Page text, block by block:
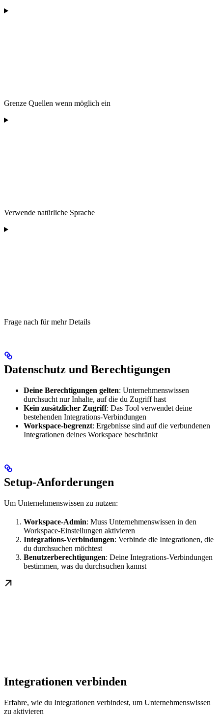
Grenze Quellen wenn möglich ein
Verwende natürliche Sprache
Frage nach für mehr Details
Datenschutz und Berechtigungen
Deine Berechtigungen gelten: Unternehmenswissen
durchsucht nur Inhalte, auf die du Zugriff hast
Kein zusätzlicher Zugriff: Das Tool verwendet deine
bestehenden Integrations-Verbindungen
Workspace-begrenzt: Ergebnisse sind auf die verbundenen
Integrationen deines Workspace beschränkt
Setup-Anforderungen
Um Unternehmenswissen zu nutzen:
Workspace-Admin: Muss Unternehmenswissen in den
Workspace-Einstellungen aktivieren
Integrations-Verbindungen: Verbinde die Integrationen, die
du durchsuchen möchtest
Benutzerberechtigungen: Deine Integrations-Verbindungen
bestimmen, was du durchsuchen kannst
Integrationen verbinden
Erfahre, wie du Integrationen verbindest, um Unternehmenswissen
zu aktivieren